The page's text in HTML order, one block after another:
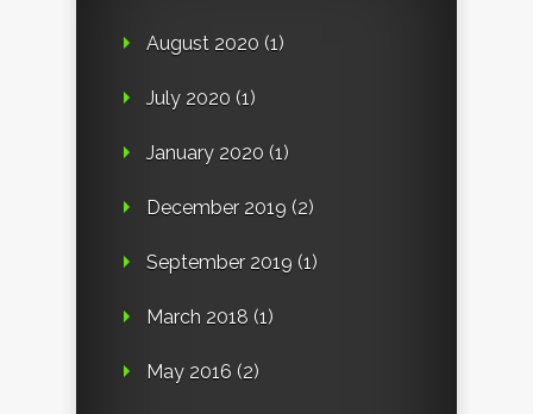
August 2020 (1)
July 2020 (1)
January 2020 (1)
December 2019 (2)
September 2019 (1)
March 2018 (1)
May 2016 (2)